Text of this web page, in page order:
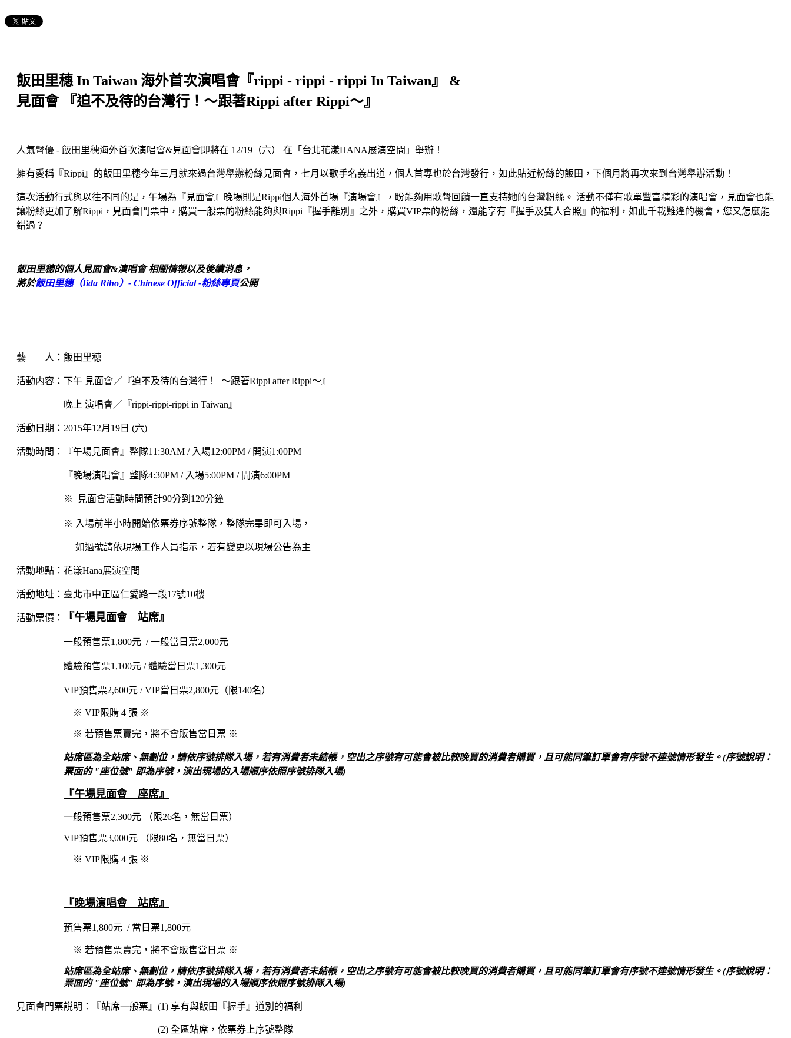
飯田里穗 In Taiwan 海外首次演唱會『rippi - rippi - rippi In Taiwan』 &
見面會 『迫不及待的台灣行！～跟著Rippi after Rippi～』
人氣聲優 - 飯田里穗海外首次演唱會&見面會即將在 12/19（六） 在「台北花漾HANA展演空間」舉辦！
擁有愛稱『Rippi』的飯田里穗今年三月就來過台灣舉辦粉絲見面會，七月以歌手名義出道，個人首專也於台灣發行，如此貼近粉絲的飯田，下個月將再次來到台灣舉辦活動！
這次活動行式與以往不同的是，午場為『見面會』晚場則是Rippi個人海外首場『演場會』，盼能夠用歌聲回饋一直支持她的台灣粉絲。 活動不僅有歌單豐富精彩的演唱會，見面會也能
讓粉絲更加了解Rippi，見面會門票中，購買一般票的粉絲能夠與Rippi『握手離別』之外，購買VIP票的粉絲，還能享有『握手及雙人合照』的福利，如此千載難逢的機會，您又怎麼能
錯過？
飯田里穂的個人見面會&演唱會 相關情報以及後續消息，
將於飯田里穗（Iida Riho）- Chinese Official -粉絲專頁公開
藝 人：飯田里穂
活動内容：下午 見面會／『迫不及待的台灣行！ ～跟著Rippi after Rippi～』
晚上 演唱會／ 『rippi-rippi-rippi in Taiwan』
活動日期：2015年12月19日 (六)
活動時間：『午場見面會』整隊11:30AM / 入場12:00PM / 開演1:00PM
『晚場演唱會』整隊4:30PM / 入場5:00PM / 開演6:00PM
※ 見面會活動時間預計90分到120分鐘
※ 入場前半小時開始依票券序號整隊，整隊完畢即可入場，
如過號請依現場工作人員指示，若有變更以現場公告為主
活動地點：花漾Hana展演空間
活動地址：臺北市中正區仁愛路一段17號10樓
活動票價： 『午場見面會 站席』
一般預售票1,800元 / 一般當日票2,000元
體驗預售票1,100元 / 體驗當日票1,300元
VIP預售票2,600元 / VIP當日票2,800元 （限140名）
※ VIP限購 4 張 ※
※ 若預售票賣完，將不會販售當日票 ※
站席區為全站席、無劃位，請依序號排隊入場，若有消費者未結帳，空出之序號有可能會被比較晚買的消費者購買，且可能同筆訂單會有序號不連號情形發生。(序號說明：
票面的 "座位號" 即為序號，演出現場的入場順序依照序號排隊入場)
『午場見面會 座席』
一般預售票2,300元 （限26名，無當日票）
VIP預售票3,000元 （限80名，無當日票）
※ VIP限購 4 張 ※
『晚場演唱會 站席』
預售票1,800元 / 當日票1,800元
※ 若預售票賣完，將不會販售當日票 ※
站席區為全站席、無劃位，請依序號排隊入場，若有消費者未結帳，空出之序號有可能會被比較晚買的消費者購買，且可能同筆訂單會有序號不連號情形發生。(序號說明：
票面的 "座位號" 即為序號，演出現場的入場順序依照序號排隊入場)
見面會門票説明：『站席一般票』(1) 享有與飯田『握手』道別的福利
(2) 全區站席，依票券上序號整隊